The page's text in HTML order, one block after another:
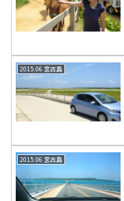
2015.06 宮古島
2015.06 宮古島